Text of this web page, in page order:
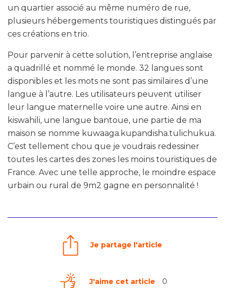
un quartier associé au même numéro de rue,
plusieurs hébergements touristiques distingués par
ces créations en trio.
Pour parvenir à cette solution, l’entreprise anglaise
a quadrillé et nommé le monde. 32 langues sont
disponibles et les mots ne sont pas similaires d’une
langue à l’autre. Les utilisateurs peuvent utiliser
leur langue maternelle voire une autre. Ainsi en
kiswahili, une langue bantoue, une partie de ma
maison se nomme kuwaaga.kupandisha.tulichukua.
C’est tellement chou que je voudrais redessiner
toutes les cartes des zones les moins touristiques de
France. Avec une telle approche, le moindre espace
urbain ou rural de 9m2 gagne en personnalité !
Je partage l'article
J'aime cet article 0